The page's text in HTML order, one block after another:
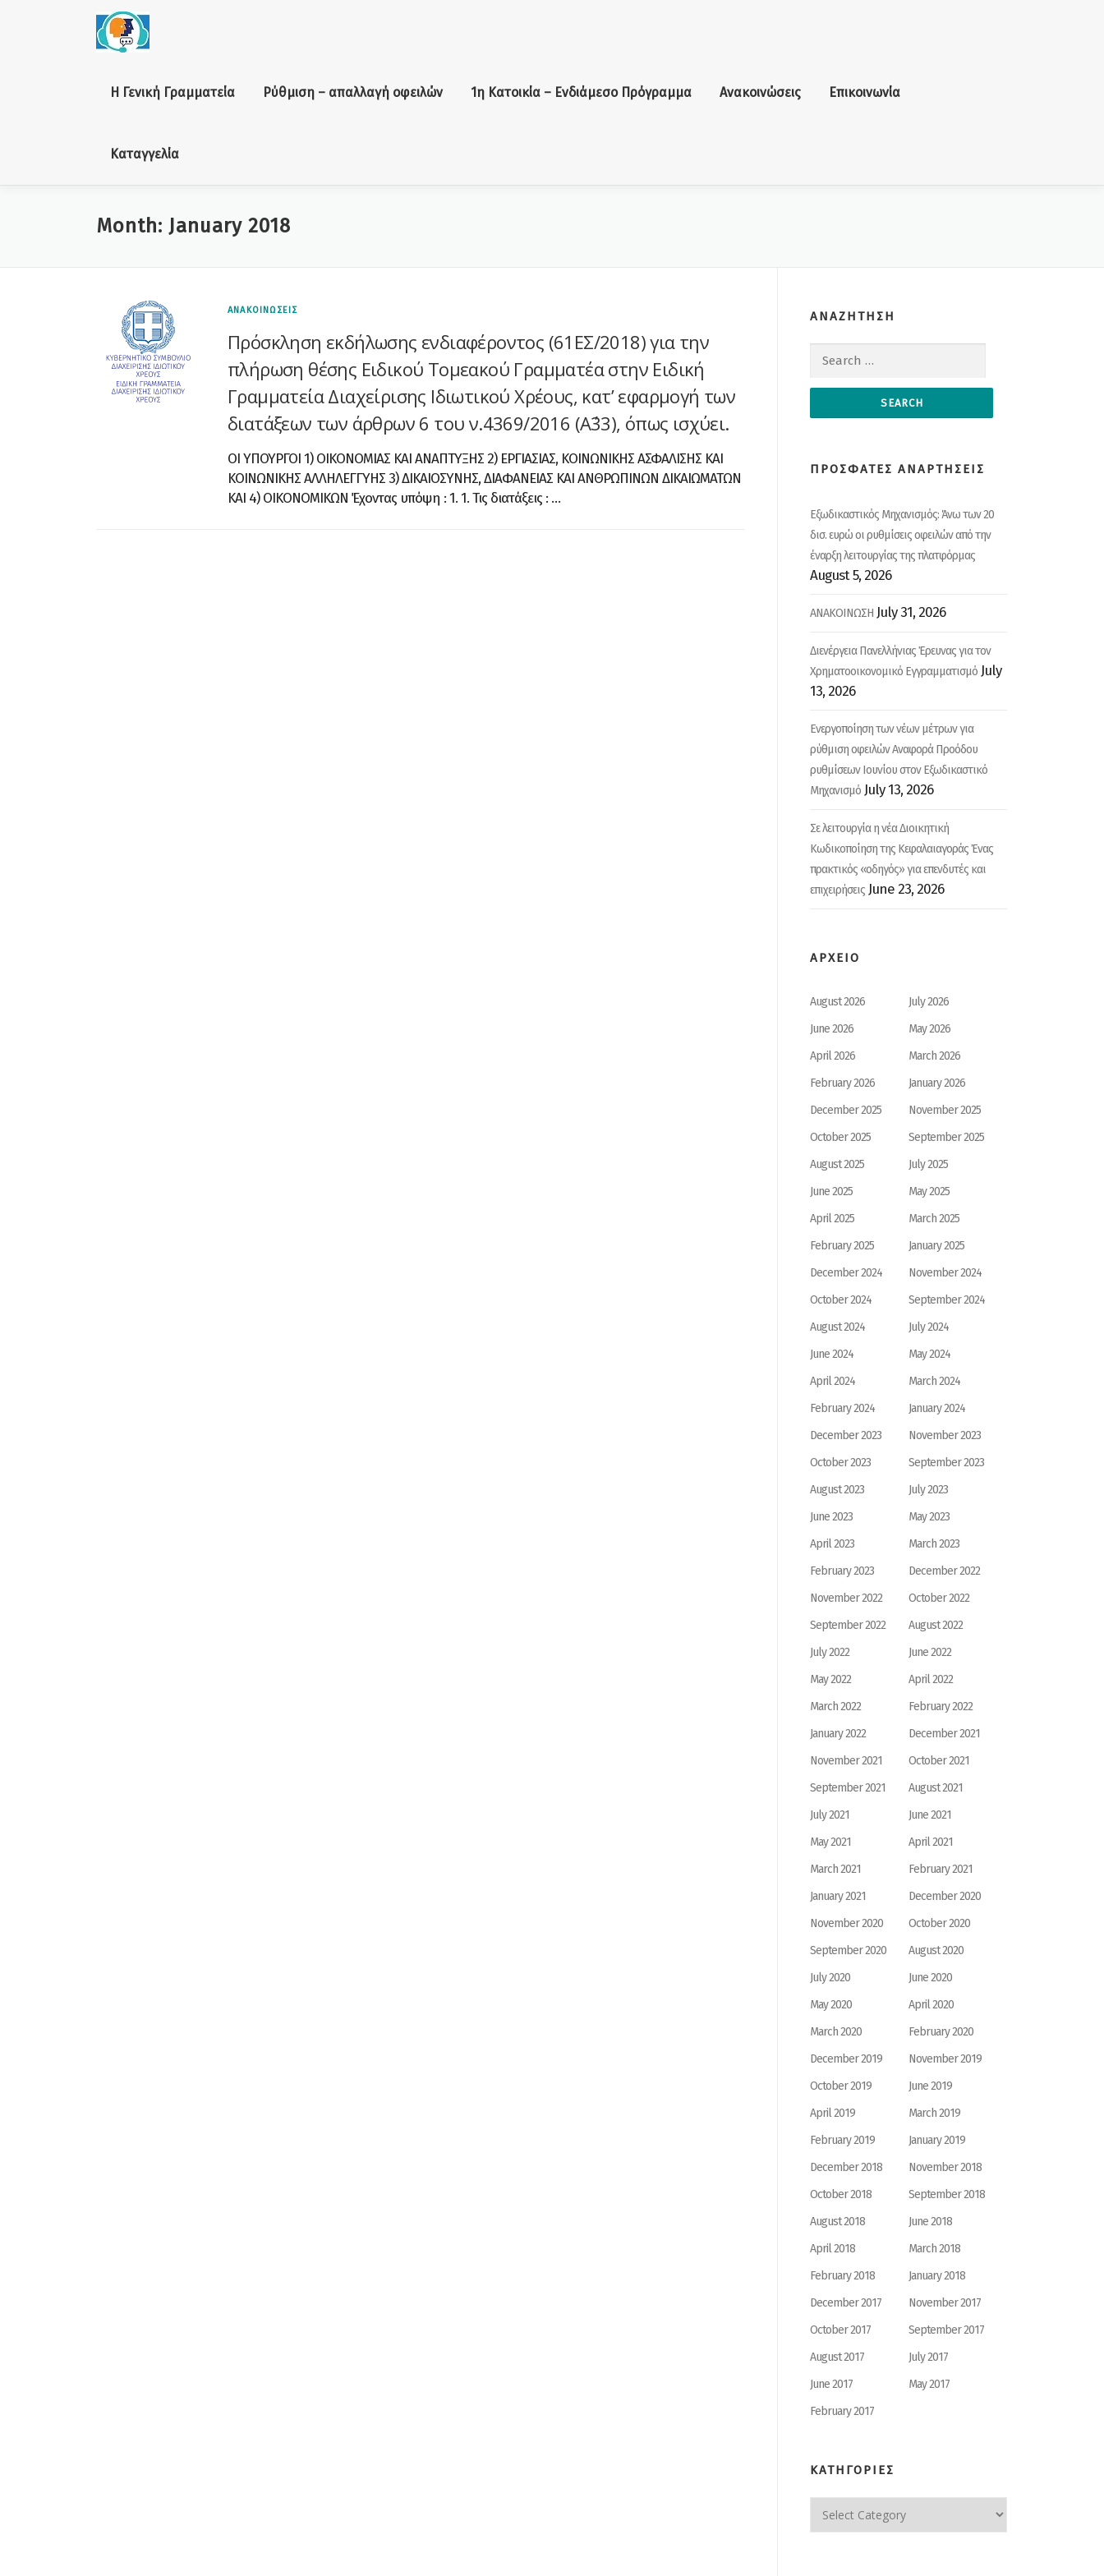
Η Γενική Γραμματεία Ρύθμιση – απαλλαγή οφειλών 1η Κατοικία – Ενδιάμεσο Πρόγραμμα Ανακοινώσεις Επικοινωνία
Καταγγελία
Month: January 2018
ΑΝΑΚΟΙΝΩΣΕΙΣ
Πρόσκληση εκδήλωσης ενδιαφέροντος (61ΕΣ/2018) για την
πλήρωση θέσης Ειδικού Τομεακού Γραμματέα στην Ειδική
Γραμματεία Διαχείρισης Ιδιωτικού Χρέους, κατ’ εφαρμογή των
διατάξεων των άρθρων 6 του ν.4369/2016 (Α΄33), όπως ισχύει.
ΟΙ ΥΠΟΥΡΓΟΙ 1) ΟΙΚΟΝΟΜΙΑΣ ΚΑΙ ΑΝΑΠΤΥΞΗΣ 2) ΕΡΓΙΑΣΙΑΣ, ΚΟΙΝΩΝΙΚΗΣ ΑΣΦΑΛΙΣΗΣ ΚΑΙ
ΚΟΙΝΩΝΙΚΗΣ ΑΛΛΗΛΕΓΓΥΗΣ 3) ΔΙΚΑΙΟΣΥΝΗΣ, ΔΙΑΦΑΝΕΙΑΣ ΚΑΙ ΑΝΘΡΩΠΙΝΩΝ ΔΙΚΑΙΩΜΑΤΩΝ
ΚΑΙ 4) ΟΙΚΟΝΟΜΙΚΩΝ Έχοντας υπόψη : 1. 1. Τις διατάξεις : …
ΑΝΑΖΗΤΗΣΗ
Search for:
ΠΡΟΣΦΑΤΕΣ ΑΝΑΡΤΗΣΕΙΣ
Εξωδικαστικός Μηχανισμός: Άνω των 20
δισ. ευρώ οι ρυθμίσεις οφειλών από την
έναρξη λειτουργίας της πλατφόρμας
August 5, 2026
ΑΝΑΚΟΙΝΩΣΗ July 31, 2026
Διενέργεια Πανελλήνιας Έρευνας για τον
Χρηματοοικονομικό Εγγραμματισμό July
13, 2026
Ενεργοποίηση των νέων μέτρων για
ρύθμιση οφειλών Αναφορά Προόδου
ρυθμίσεων Ιουνίου στον Εξωδικαστικό
Μηχανισμό July 13, 2026
Σε λειτουργία η νέα Διοικητική
Κωδικοποίηση της Κεφαλαιαγοράς Ένας
πρακτικός «οδηγός» για επενδυτές και
επιχειρήσεις June 23, 2026
ΑΡΧΕΙΟ
August 2026
July 2026
June 2026
May 2026
April 2026
March 2026
February 2026
January 2026
December 2025
November 2025
October 2025
September 2025
August 2025
July 2025
June 2025
May 2025
April 2025
March 2025
February 2025
January 2025
December 2024
November 2024
October 2024
September 2024
August 2024
July 2024
June 2024
May 2024
April 2024
March 2024
February 2024
January 2024
December 2023
November 2023
October 2023
September 2023
August 2023
July 2023
June 2023
May 2023
April 2023
March 2023
February 2023
December 2022
November 2022
October 2022
September 2022
August 2022
July 2022
June 2022
May 2022
April 2022
March 2022
February 2022
January 2022
December 2021
November 2021
October 2021
September 2021
August 2021
July 2021
June 2021
May 2021
April 2021
March 2021
February 2021
January 2021
December 2020
November 2020
October 2020
September 2020
August 2020
July 2020
June 2020
May 2020
April 2020
March 2020
February 2020
December 2019
November 2019
October 2019
June 2019
April 2019
March 2019
February 2019
January 2019
December 2018
November 2018
October 2018
September 2018
August 2018
June 2018
April 2018
March 2018
February 2018
January 2018
December 2017
November 2017
October 2017
September 2017
August 2017
July 2017
June 2017
May 2017
February 2017
ΚΑΤΗΓΟΡΙΕΣ
ΚΑΤΗΓΟΡΙΕΣ